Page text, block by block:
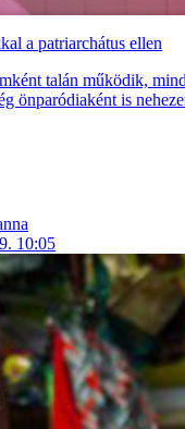
a patriarchátus ellen
talán működik,
önparódiaként is
10:05